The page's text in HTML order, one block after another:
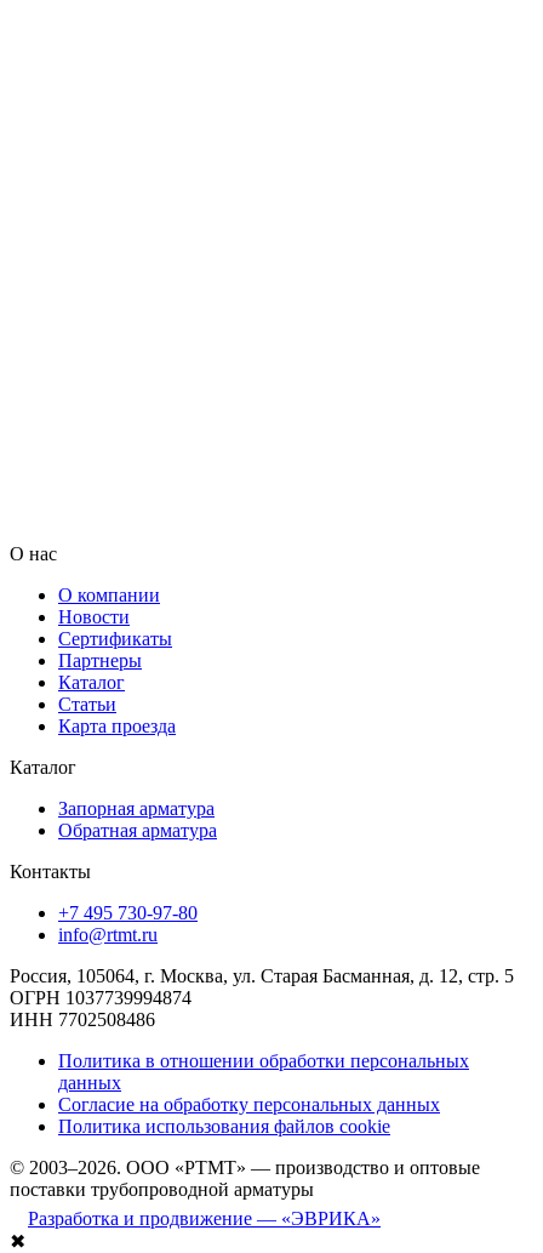
О нас
О компании
Новости
Сертификаты
Партнеры
Каталог
Статьи
Карта проезда
Каталог
Запорная арматура
Обратная арматура
Контакты
+7 495 730-97-80
info@rtmt.ru
Россия, 105064, г. Москва, ул. Старая Басманная, д. 12, стр. 5
ОГРН 1037739994874
ИНН 7702508486
Политика в отношении обработки персональных
данных
Согласие на обработку персональных данных
Политика использования файлов cookie
© 2003–2026. ООО «РТМТ» — производство и оптовые
поставки трубопроводной арматуры
Разработка и продвижение — «ЭВРИКА»
✖